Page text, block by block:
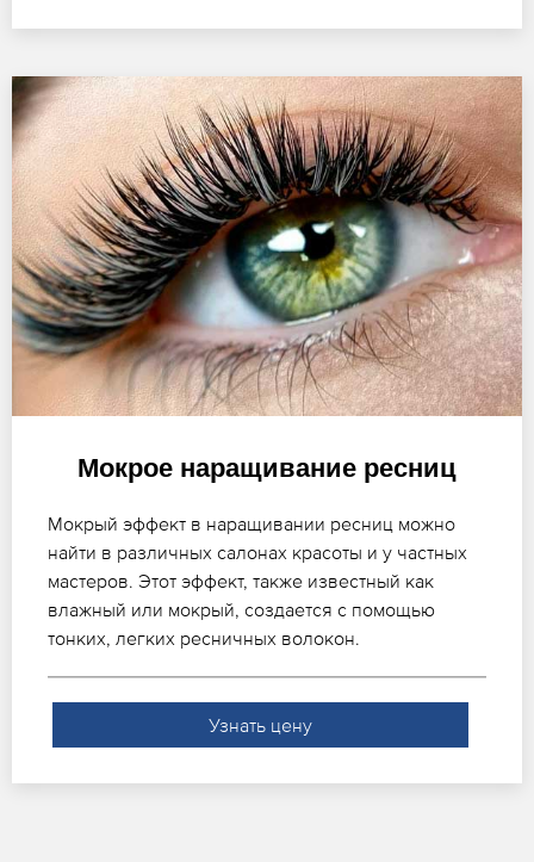
Мокрое наращивание ресниц
Мокрый эффект в наращивании ресниц можно
найти в различных салонах красоты и у частных
мастеров. Этот эффект, также известный как
влажный или мокрый, создается с помощью
тонких, легких ресничных волокон.
Узнать цену